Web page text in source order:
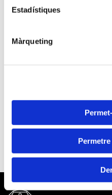
Estadístiques
Màrqueting
- Normativa reguladora.
- Exempcions.
- Gestió: padró i calendari
Moderació a càrrec de